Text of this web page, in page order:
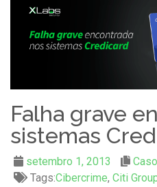
Falha grave
sistemas
setembro 1, 2013
Tags:Cibercrime, Citi